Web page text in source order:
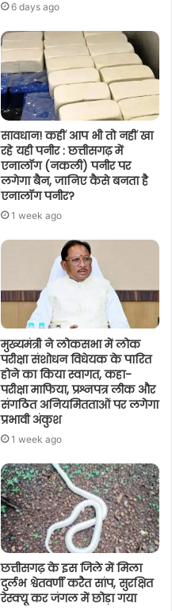
6 days ago
सावधान! कहीं आप भी तो नहीं खा
रहे यही पनीर : छत्तीसगढ़ में
एनालॉग (नकली) पनीर पर
लगेगा बैन, जानिए कैसे बनता है
एनालॉग पनीर?
1 week ago
मुख्यमंत्री ने लोकसभा में लोक
परीक्षा संशोधन विधेयक के पारित
होने का किया स्वागत, कहा-
परीक्षा माफिया, प्रश्नपत्र लीक और
संगठित अनियमितताओं पर लगेगा
प्रभावी अंकुश
1 week ago
छत्तीसगढ़ के इस जिले में मिला
दुर्लभ श्वेतवर्णी करैत सांप, सुरक्षित
रेस्क्यू कर जंगल में छोड़ा गया